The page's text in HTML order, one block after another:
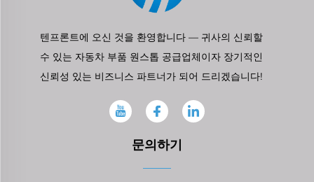
텐프론트에 오신 것을 환영합니다 — 귀사의 신뢰할
수 있는 자동차 부품 원스톱 공급업체이자 장기적인
신뢰성 있는 비즈니스 파트너가 되어 드리겠습니다!
문의하기